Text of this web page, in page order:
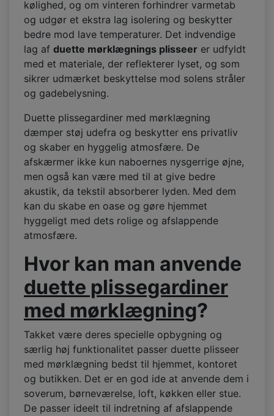
kølighed, og om vinteren forhindrer varmetab
og udgør et ekstra lag isolering og beskytter
bedre mod lave temperaturer. Det indvendige
lag af duette mørklægnings plisseer er udfyldt
med et materiale, der reflekterer lyset, og som
sikrer udmærket beskyttelse mod solens stråler
og gadebelysning.
Duette plissegardiner med mørklægning
dæmper støj udefra og beskytter ens privatliv
og skaber en hyggelig atmosfære. De
afskærmer ikke kun naboernes nysgerrige øjne,
men også kan være med til at give bedre
akustik, da tekstil absorberer lyden. Med dem
kan du skabe en oase og gøre hjemmet
hyggeligt med dets rolige og afslappende
atmosfære.
Hvor kan man anvende
duette plissegardiner
med mørklægning?
Takket være deres specielle opbygning og
særlig høj funktionalitet passer duette plisseer
med mørklægning bedst til hjemmet, kontoret
og butikken. Det er en god ide at anvende dem i
soverum, børneværelse, loft, køkken eller stue.
De passer ideelt til indretning af afslappende